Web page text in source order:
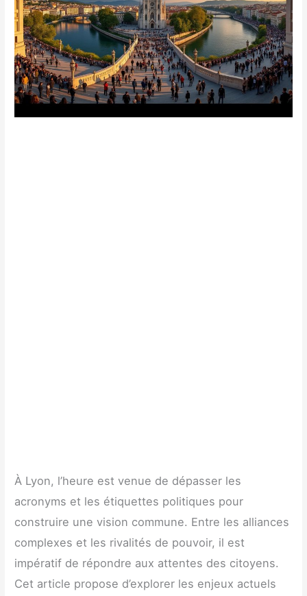
À Lyon, l’heure est venue de dépasser les
acronyms et les étiquettes politiques pour
construire une vision commune. Entre les alliances
complexes et les rivalités de pouvoir, il est
impératif de répondre aux attentes des citoyens.
Cet article propose d’explorer les enjeux actuels